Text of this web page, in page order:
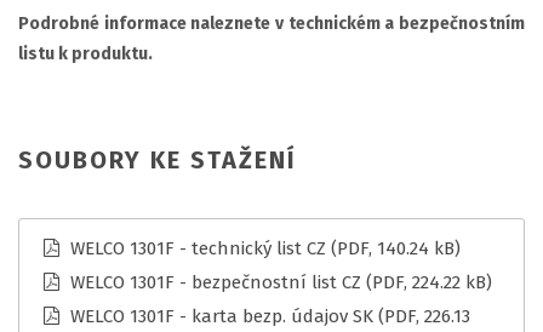
Podrobné informace naleznete v technickém a bezpečnostním
listu k produktu.
SOUBORY KE STAŽENÍ
WELCO 1301F - technický list CZ (PDF, 140.24 kB)
WELCO 1301F - bezpečnostní list CZ (PDF, 224.22 kB)
WELCO 1301F - karta bezp. údajov SK (PDF, 226.13